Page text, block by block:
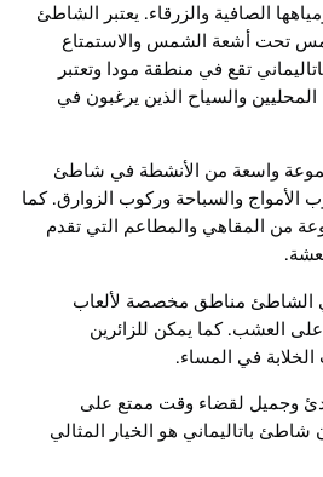
الصافية والزرقاء. يعتبر الشاطئ
تحت أشعة الشمس والاستمتاع
تقع في منطقة مودا وتعتبر
والسياح الذين يرغبون في
واسعة من الأنشطة في شاطئ
الأمواج والسباحة وركوب الزوارق. كما
من المقاهي والمطاعم التي تقدم
الشاطئ مناطق مخصصة لألعاب
على العشب. كما يمكن للزائرين
في المساء.
وجميل لقضاء وقت ممتع على
باتاليماني هو الخيار المثالي